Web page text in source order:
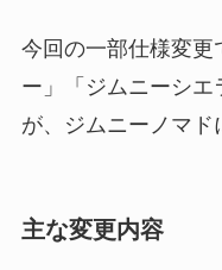
今回の一部仕様変更
ー」「ジムニーシ
が、ジムニーノマド
主な変更内容